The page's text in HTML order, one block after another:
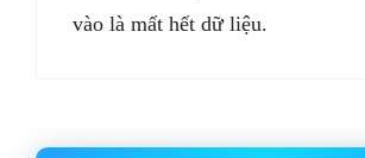
vào là mất hết dữ liệu.